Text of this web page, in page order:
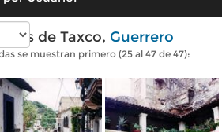
de Taxco, Guerrero
se muestran primero (25 al 47 de 47):